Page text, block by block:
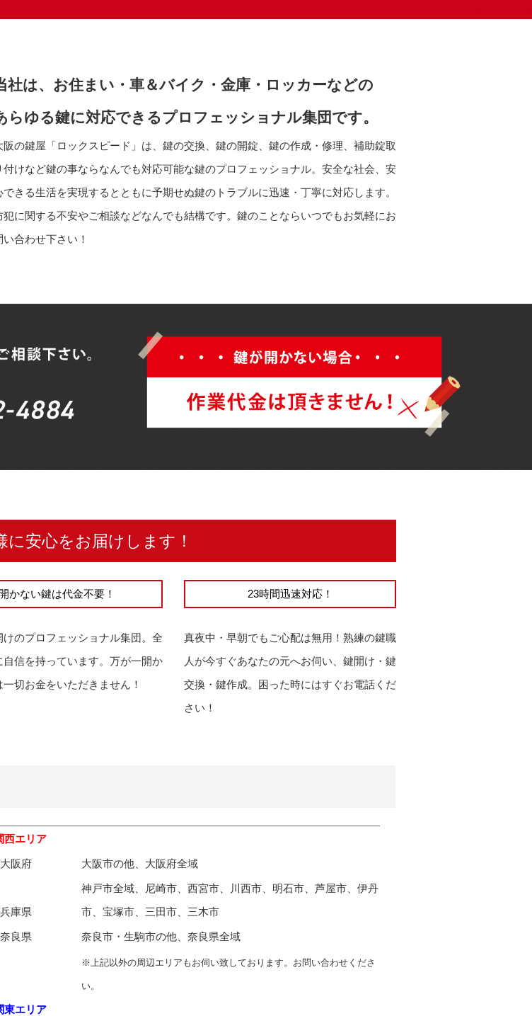
社は、お住まい・車＆バイク・金庫・ロッカーなどの
らゆる鍵に対応できるプロフェッショナル集団です。
阪の鍵屋「ロックスピード」は、鍵の交換、鍵の開錠、鍵の作成・修理、補助錠取
付けなど鍵の事ならなんでも対応可能な鍵のプロフェッショナル。安全な社会、安
できる生活を実現するとともに予期せぬ鍵のトラブルに迅速・丁寧に対応します。
犯に関する不安やご相談などなんでも結構です。鍵のことならいつでもお気軽にお
い合わせ下さい！
安心をお届けします！
開かない鍵は代金不要！
けのプロフェッショナル集団。全
自信を持っています。万が一開か
切お金をいただきません！
23時間迅速対応！
真夜中・早朝でもご心配は無用！熟練の鍵職
人が今すぐあなたの元へお伺い、鍵開け・鍵
交換・鍵作成。困った時にはすぐお電話くだ
さい！
西エリア
阪府 大阪市の他、大阪府全域
庫県
神戸市全域、尼崎市、西宮市、川西市、明石市、芦屋市、伊丹
市、宝塚市、三田市、三木市
良県 奈良市・生駒市の他、奈良県全域
※上記以外の周辺エリアもお伺い致しております。お問い合わせくださ
い。
東エリア